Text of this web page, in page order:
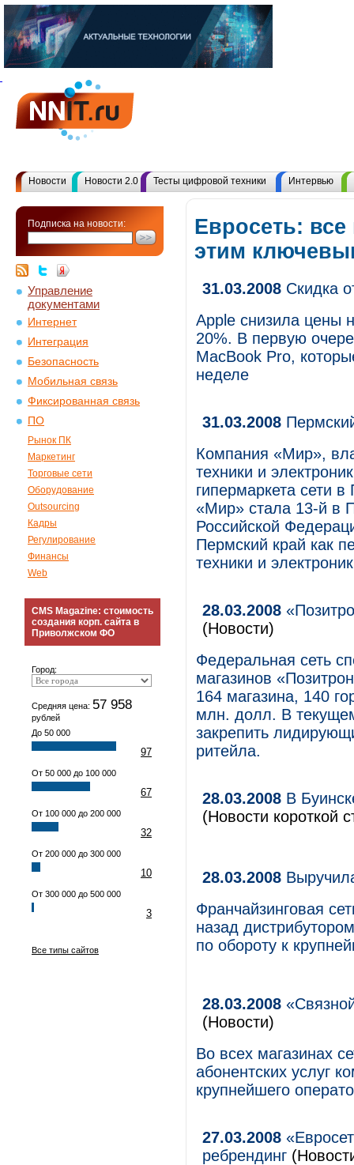
Новости Новости 2.0 Тесты цифровой техники Интервью
Подписка на новости:
Управление
документами
Интернет
Интеграция
Безопасность
Мобильная связь
Фиксированная связь
ПО
Рынок ПК
Маркетинг
Торговые сети
Оборудование
Outsourcing
Кадры
Регулирование
Финансы
Web
CMS Magazine: стоимость
создания корп. сайта в
Приволжском ФО
Город:
Средняя цена: 57 958
рублей
До 50 000
97
От 50 000 до 100 000
67
От 100 000 до 200 000
32
От 200 000 до 300 000
10
От 300 000 до 500 000
3
Все типы сайтов
Евросеть:
этим
31.03.2008 Скидка
Apple снизила цены
20%. В первую
MacBook Pro,
неделе
31.03.2008
Компания «Мир»,
техники и
гипермаркета сети
«Мир» стала 13-й в
Российской
Пермский край как
техники и
28.03.2008
(Новости)
Федеральная сеть
магазинов
164 магазина, 140
млн. долл. В
закрепить
ритейла.
28.03.2008 В
(Новости короткой
28.03.2008
Франчайзинговая
назад
по обороту к
28.03.2008
(Новости)
Во всех магазинах
абонентских услуг
крупнейшего
27.03.2008
ребрендинг